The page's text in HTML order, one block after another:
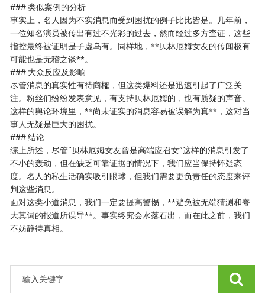
### 类似案例的分析
事实上，名人因为不实消息而受到困扰的例子比比皆是。几年前，
一位知名演员被传出有过不光彩的过去，然而经过多方查证，这些
指控最终被证明是子虚乌有。同样地，**贝林厄姆女友的传闻极有
可能也是无稽之谈**。
### 大众反应及影响
尽管消息的真实性有待商榷，但这类爆料还是迅速引起了广泛关
注。粉丝们纷纷发表意见，有支持贝林厄姆的，也有质疑的声音。
这样的舆论环境里，**尚未证实的消息容易被误解为真**，这对当
事人无疑是巨大的困扰。
### 结论
综上所述，尽管“贝林厄姆女友曾是高端应召女”这样的消息引发了
不小的轰动，但在缺乏可靠证据的情况下，我们应当保持怀疑态
度。名人的私生活确实吸引眼球，但我们需要更负责任的态度来评
判这些消息。
面对这类小道消息，我们一定要提高警惕，**避免被无端猜测和夸
大其词的报道所误导**。事实终究会水落石出，而在此之前，我们
不妨静待真相。